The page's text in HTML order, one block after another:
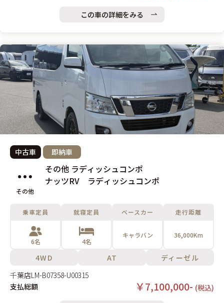
この車の詳細をみる
中古車 即納車
その他
その他 ラディッシュコンポ
ナッツRV ラディッシュコンポ
乗車定員
6名
就寝定員
4名
ベースカー
キャラバン
走行距離
36,000Km
4WD AT
ディーゼル
千葉店LM-B07358-U00315
支払総額
￥7,100,000- (税込)